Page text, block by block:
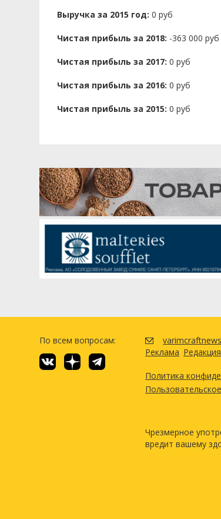
Выручка за 2015 год: 0 руб
Чистая прибыль за 2018: -363 000 руб
Чистая прибыль за 2017: 0 руб
Чистая прибыль за 2016: 0 руб
Чистая прибыль за 2015: 0 руб
По всем вопросам:
Реклама Редакция
Политика
Чрезмерное
вредит вашему